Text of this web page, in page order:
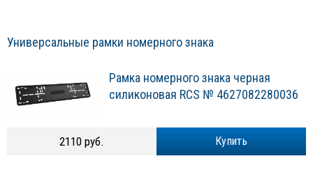
Универсальные рамки номерного знака
Рамка номерного знака черная
силиконовая RCS № 4627082280036
Купить
2110 руб.